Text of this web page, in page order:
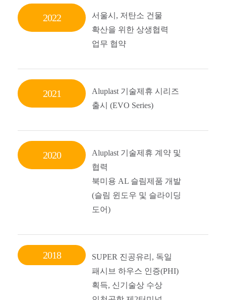
2022
서울시, 저탄소 건물
확산을 위한 상생협력
업무 협약
2021
Aluplast 기술제휴 시리즈
출시 (EVO Series)
2020
Aluplast 기술제휴 계약 및
협력
북미용 AL 슬림제품 개발
(슬림 윈도우 및 슬라이딩
도어)
2018
SUPER 진공유리, 독일
패시브 하우스 인증(PHI)
획득, 신기술상 수상